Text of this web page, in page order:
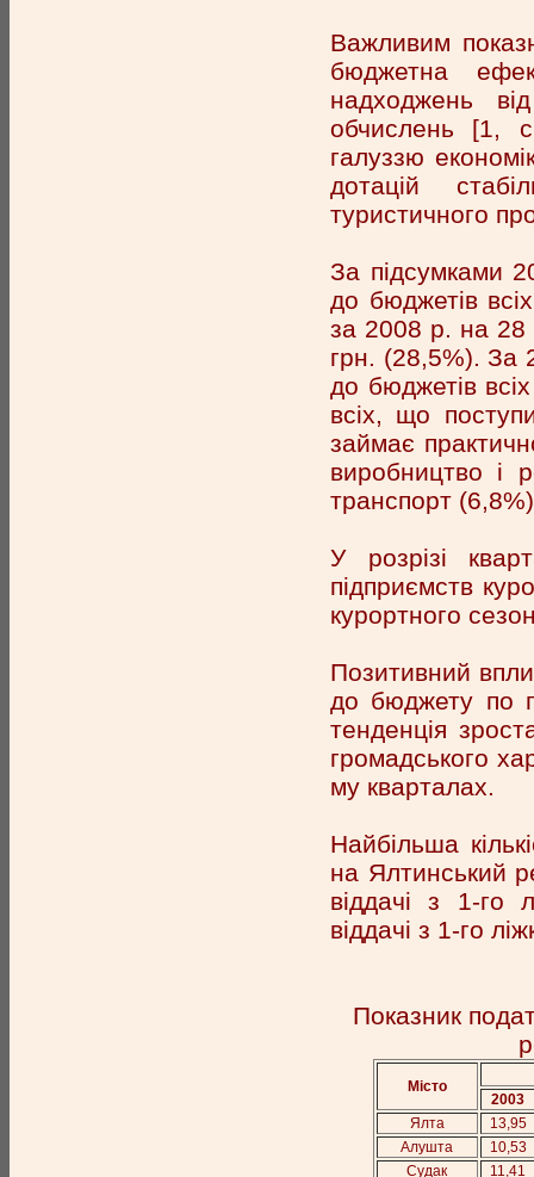
Важливим
бюджетна
надходжень
обчислень [1,
галуззю
дотацій
туристичного
За підсумками
до бюджетів
за 2008 р. на 28
грн. (28,5%). За
до бюджетів
всіх, що
займає
виробництво і
транспорт
У розрізі
підприємств
курортного
Позитивний
до бюджету по
тенденція
громадського
му кварталах.
Найбільша
на Ялтинський
віддачі з 1-го
віддачі з 1-го
Показник
Місто
2003
Ялта
13,95
Алушта
10,53
Судак
11,41